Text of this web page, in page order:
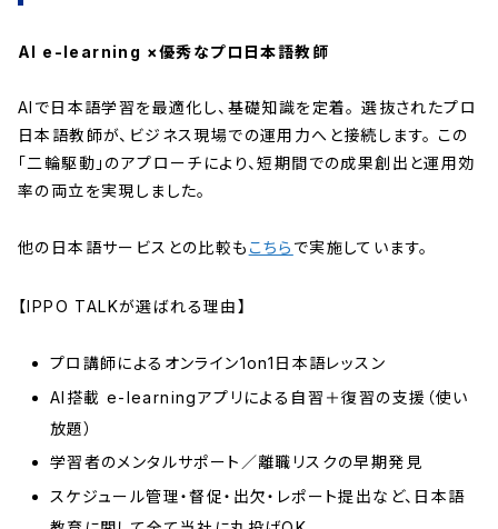
AI e-learning ×優秀なプロ日本語教師
AIで日本語学習を最適化し、基礎知識を定着。 選抜されたプロ
日本語教師が、ビジネス現場での運用力へと接続します。 この
「二輪駆動」のアプローチにより、短期間での成果創出と運用効
率の両立を実現しました。
他の日本語サービスとの比較も こちら で実施しています。
【IPPO TALKが選ばれる理由】
プロ講師によるオンライン1on1日本語レッスン
AI搭載 e-learningアプリによる自習＋復習の支援（使い
放題）
学習者のメンタルサポート／離職リスクの早期発見
スケジュール管理・督促・出欠・レポート提出など、日本語